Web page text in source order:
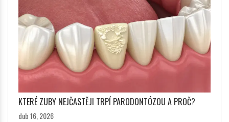
KTERÉ ZUBY NEJČASTĚJI TRPÍ PARODONTÓZOU A PROČ?
dub 16, 2026